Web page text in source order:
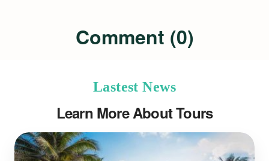
Comment (0)
Lastest News
Learn More About Tours